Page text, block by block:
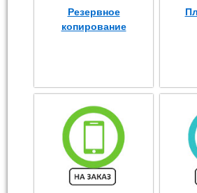
Резервное
копирование